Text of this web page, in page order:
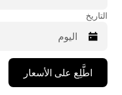
التاريخ
اضغط
على
مفتاح
اطَّلِع على الأسعار